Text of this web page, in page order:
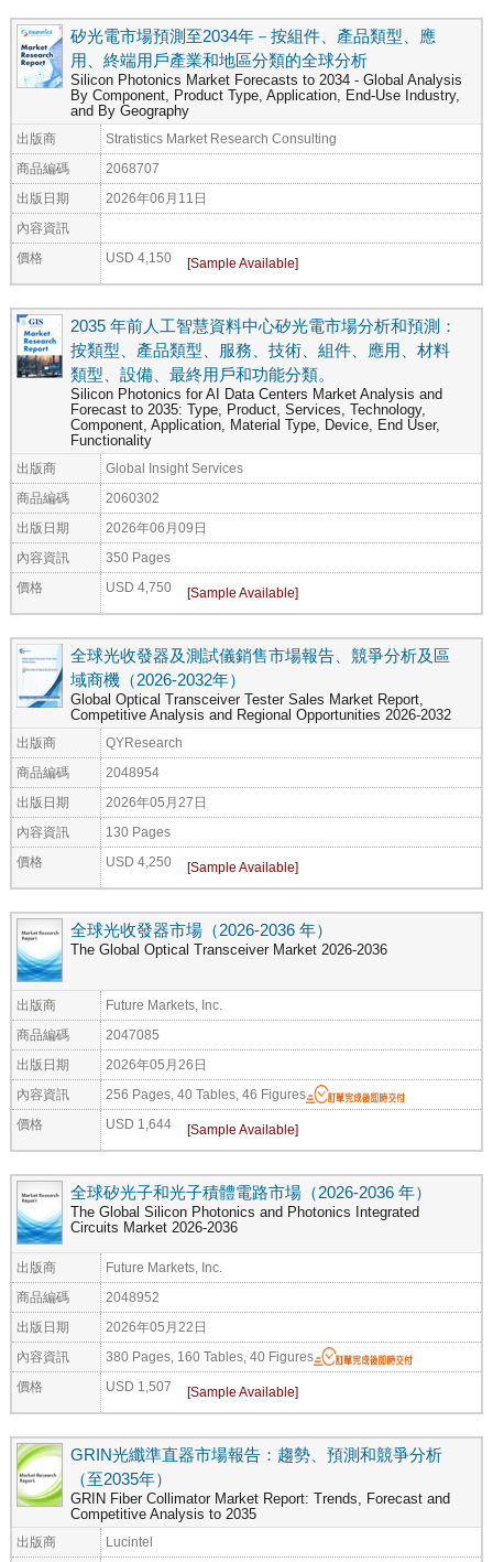
矽光電市場預測至2034年－按組件、產品類型、應
用、終端用戶產業和地區分類的全球分析
Silicon Photonics Market Forecasts to 2034 - Global Analysis
By Component, Product Type, Application, End-Use Industry,
and By Geography
出版商 Stratistics Market Research Consulting
商品編碼 2068707
出版日期 2026年06月11日
內容資訊
價格 USD 4,150
2035 年前人工智慧資料中心矽光電市場分析和預測：
按類型、產品類型、服務、技術、組件、應用、材料
類型、設備、最終用戶和功能分類。
Silicon Photonics for AI Data Centers Market Analysis and
Forecast to 2035: Type, Product, Services, Technology,
Component, Application, Material Type, Device, End User,
Functionality
出版商 Global Insight Services
商品編碼 2060302
出版日期 2026年06月09日
內容資訊 350 Pages
價格 USD 4,750
全球光收發器及測試儀銷售市場報告、競爭分析及區
域商機（2026-2032年）
Global Optical Transceiver Tester Sales Market Report,
Competitive Analysis and Regional Opportunities 2026-2032
出版商 QYResearch
商品編碼 2048954
出版日期 2026年05月27日
內容資訊 130 Pages
價格 USD 4,250
全球光收發器市場（2026-2036 年）
The Global Optical Transceiver Market 2026-2036
出版商 Future Markets, Inc.
商品編碼 2047085
出版日期 2026年05月26日
內容資訊 256 Pages, 40 Tables, 46 Figures
價格 USD 1,644
全球矽光子和光子積體電路市場（2026-2036 年）
The Global Silicon Photonics and Photonics Integrated
Circuits Market 2026-2036
出版商 Future Markets, Inc.
商品編碼 2048952
出版日期 2026年05月22日
內容資訊 380 Pages, 160 Tables, 40 Figures
價格 USD 1,507
GRIN光纖準直器市場報告：趨勢、預測和競爭分析
（至2035年）
GRIN Fiber Collimator Market Report: Trends, Forecast and
Competitive Analysis to 2035
出版商 Lucintel